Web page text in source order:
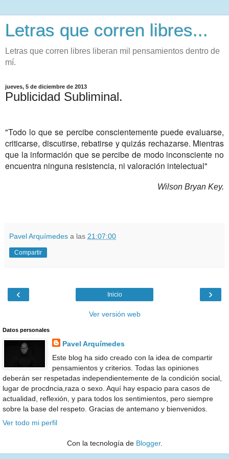
Letras que corren libres...
Letras que corren libres liberan mil pensamientos dentro de
mí.
jueves, 5 de diciembre de 2013
Publicidad Subliminal.
"Todo lo que se percibe conscientemente puede evaluarse,
criticarse, discutirse, rebatirse y quizás rechazarse. Mientras
que la información que se percibe de modo inconsciente no
encuentra ninguna resistencia, ni valoración intelectual"
Wilson Bryan Key.
Pavel Arquímedes a las 21:07:00
Compartir
‹ ›
Inicio
Ver versión web
Datos personales
Pavel Arquímedes
Este blog ha sido creado con la idea de compartir
pensamientos y criterios. Todas las opiniones
deberán ser respetadas independientemente de la condición social,
lugar de procdncia,raza o sexo. Aquí hay espacio para casos de
actualidad, reflexión, y para todos los sentimientos, pero siempre
sobre la base del respeto. Gracias de antemano y bienvenidos.
Ver todo mi perfil
Con la tecnología de Blogger.